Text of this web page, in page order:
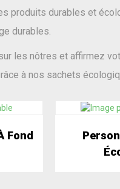
produits durables et
durables.
les nôtres et affirmez
à nos sachets
Fond